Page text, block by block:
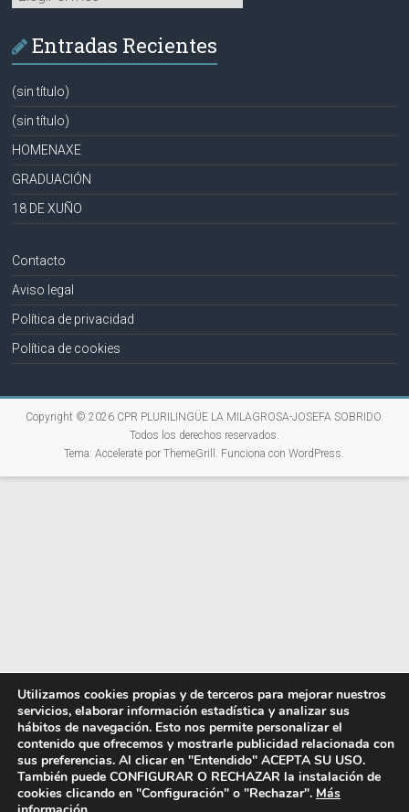
Entradas Recientes
(sin título)
(sin título)
HOMENAXE
GRADUACIÓN
18 DE XUÑO
Contacto
Aviso legal
Política de privacidad
Política de cookies
Copyright © 2026 CPR PLURILINGÜE LA MILAGROSA-JOSEFA SOBRIDO.
Todos los derechos reservados.
Tema:Accelerate por ThemeGrill. Funciona conWordPress.
Utilizamos cookies propias y de terceros para mejorar nuestros
servicios, elaborar información estadística y analizar sus
hábitos de navegación. Esto nos permite personalizar el
contenido que ofrecemos y mostrarle publicidad relacionada con
sus preferencias. Al clicar en "Entendido" ACEPTA SU USO.
También puede CONFIGURAR O RECHAZAR la instalación de
cookies clicando en "Configuración" o "Rechazar". Más